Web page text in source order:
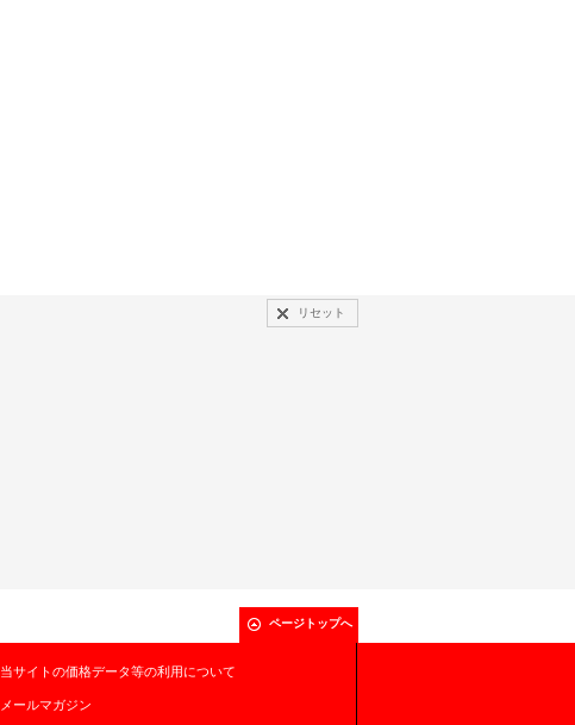
リセット
ページトップへ
当サイトの価格データ等の利用について
メールマガジン